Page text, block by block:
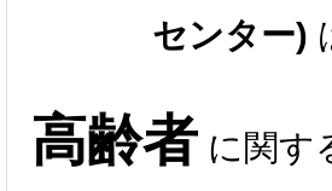
センター)
高齢者に関す